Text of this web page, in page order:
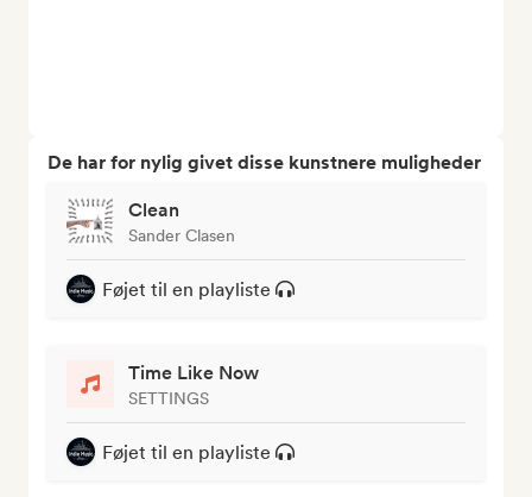
De har for nylig givet disse kunstnere muligheder
Clean
Sander Clasen
Føjet til en playliste
Time Like Now
SETTINGS
Føjet til en playliste